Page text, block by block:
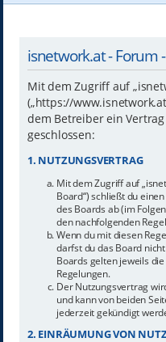
isnetwork.at - Forum
Mit dem Zugriff auf
(„https://
dem Betreiber ein
geschlossen:
1. NUTZUNGSVERTRAG
Mit dem Zugriff auf
Board“) schließt du
des Boards ab (im
den nachfolgenden
Wenn du mit diesen
darfst du das Board
Boards gelten jeweils
Regelungen.
Der Nutzungsvertrag
und kann von beiden
jederzeit gekündigt
2. EINRÄUMUNG VON